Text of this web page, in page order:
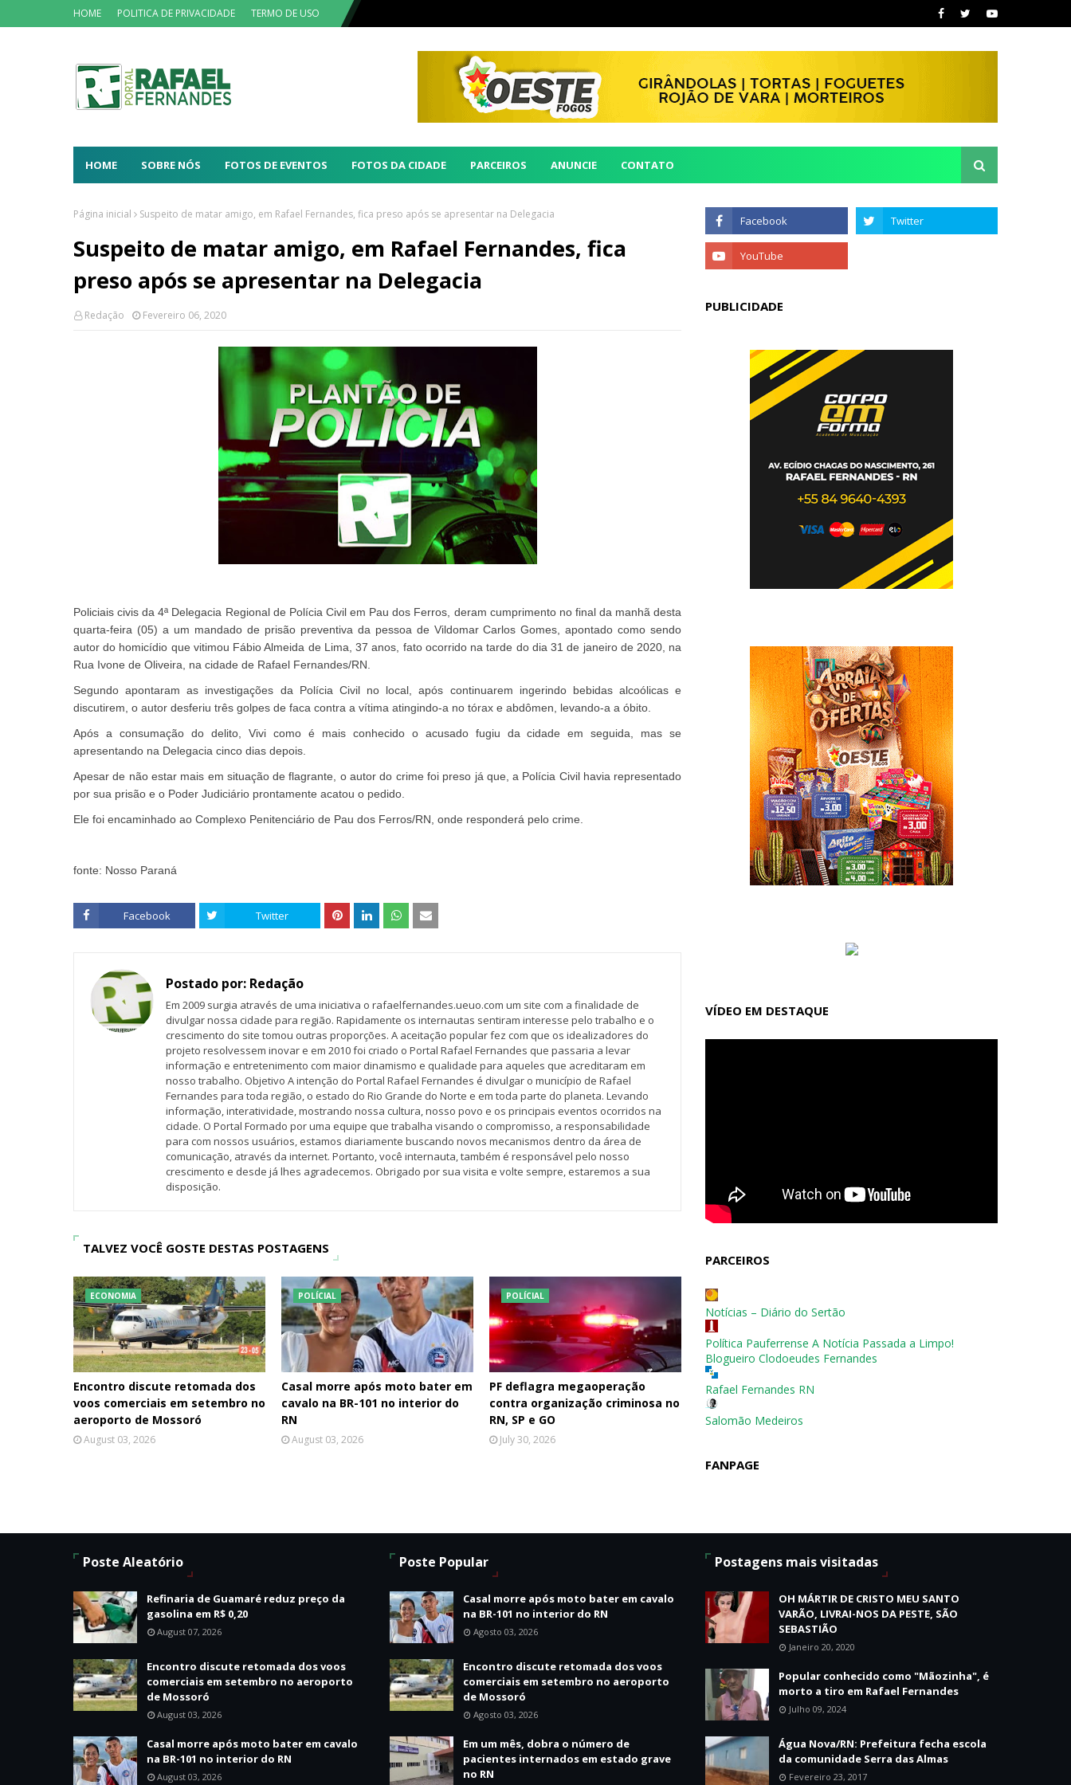
HOME POLITICA DE PRIVACIDADE TERMO DE USO
HOME SOBRE NÓS FOTOS DE EVENTOS FOTOS DA CIDADE PARCEIROS ANUNCIE CONTATO
Página inicial Suspeito de matar amigo, em Rafael Fernandes, fica preso após se apresentar na Delegacia
Suspeito de matar amigo, em Rafael Fernandes, fica
preso após se apresentar na Delegacia
Redação Fevereiro 06, 2020
Policiais civis da 4ª Delegacia Regional de Polícia Civil em Pau dos Ferros, deram cumprimento no final da manhã desta
quarta-feira (05) a um mandado de prisão preventiva da pessoa de Vildomar Carlos Gomes, apontado como sendo
autor do homicídio que vitimou Fábio Almeida de Lima, 37 anos, fato ocorrido na tarde do dia 31 de janeiro de 2020, na
Rua Ivone de Oliveira, na cidade de Rafael Fernandes/RN.
Segundo apontaram as investigações da Polícia Civil no local, após continuarem ingerindo bebidas alcoólicas e
discutirem, o autor desferiu três golpes de faca contra a vítima atingindo-a no tórax e abdômen, levando-a a óbito.
Após a consumação do delito, Vivi como é mais conhecido o acusado fugiu da cidade em seguida, mas se
apresentando na Delegacia cinco dias depois.
Apesar de não estar mais em situação de flagrante, o autor do crime foi preso já que, a Polícia Civil havia representado
por sua prisão e o Poder Judiciário prontamente acatou o pedido.
Ele foi encaminhado ao Complexo Penitenciário de Pau dos Ferros/RN, onde responderá pelo crime.
fonte: Nosso Paraná
Facebook Twitter
Postado por: Redação
Em 2009 surgia através de uma iniciativa o rafaelfernandes.ueuo.com um site com a finalidade de
divulgar nossa cidade para região. Rapidamente os internautas sentiram interesse pelo trabalho e o
crescimento do site tomou outras proporções. A aceitação popular fez com que os idealizadores do
projeto resolvessem inovar e em 2010 foi criado o Portal Rafael Fernandes que passaria a levar
informação e entretenimento com maior dinamismo e qualidade para aqueles que acreditaram em
nosso trabalho. Objetivo A intenção do Portal Rafael Fernandes é divulgar o município de Rafael
Fernandes para toda região, o estado do Rio Grande do Norte e em toda parte do planeta. Levando
informação, interatividade, mostrando nossa cultura, nosso povo e os principais eventos ocorridos na
cidade. O Portal Formado por uma equipe que trabalha visando o compromisso, a responsabilidade
para com nossos usuários, estamos diariamente buscando novos mecanismos dentro da área de
comunicação, através da internet. Portanto, você internauta, também é responsável pelo nosso
crescimento e desde já lhes agradecemos. Obrigado por sua visita e volte sempre, estaremos a sua
disposição.
TALVEZ VOCÊ GOSTE DESTAS POSTAGENS
ECONOMIA
Encontro discute retomada dos
voos comerciais em setembro no
aeroporto de Mossoró
August 03, 2026
POLÍCIAL
Casal morre após moto bater em
cavalo na BR-101 no interior do
RN
August 03, 2026
POLÍCIAL
PF deflagra megaoperação
contra organização criminosa no
RN, SP e GO
July 30, 2026
PUBLICIDADE
VÍDEO EM DESTAQUE
PARCEIROS
Notícias – Diário do Sertão
Política Pauferrense A Notícia Passada a Limpo!
Blogueiro Clodoeudes Fernandes
Rafael Fernandes RN
Salomão Medeiros
FANPAGE
Poste Aleatório
Refinaria de Guamaré reduz preço da
gasolina em R$ 0,20
August 07, 2026
Encontro discute retomada dos voos
comerciais em setembro no aeroporto
de Mossoró
August 03, 2026
Casal morre após moto bater em cavalo
na BR-101 no interior do RN
August 03, 2026
Poste Popular
Casal morre após moto bater em cavalo
na BR-101 no interior do RN
Agosto 03, 2026
Encontro discute retomada dos voos
comerciais em setembro no aeroporto
de Mossoró
Agosto 03, 2026
Em um mês, dobra o número de
pacientes internados em estado grave
no RN
Postagens mais visitadas
OH MÁRTIR DE CRISTO MEU SANTO
VARÃO, LIVRAI-NOS DA PESTE, SÃO
SEBASTIÃO
Janeiro 20, 2020
Popular conhecido como "Mãozinha", é
morto a tiro em Rafael Fernandes
Julho 09, 2024
Água Nova/RN: Prefeitura fecha escola
da comunidade Serra das Almas
Fevereiro 23, 2017